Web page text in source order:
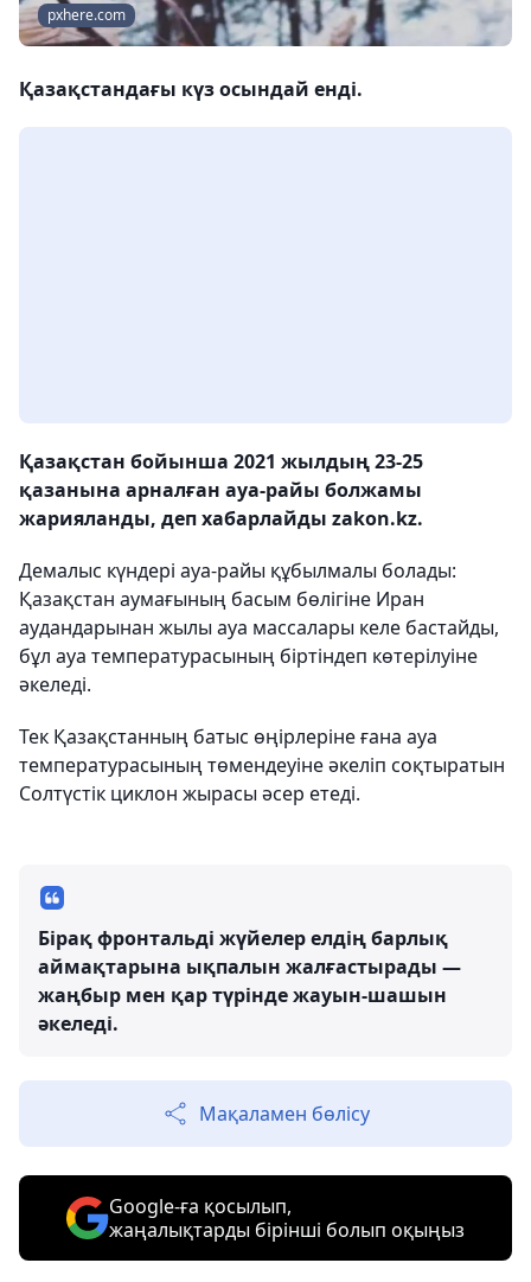
pxhere.com
Қазақстандағы күз осындай енді.
Қазақстан бойынша 2021 жылдың 23-25
қазанына арналған ауа-райы болжамы
жарияланды, деп хабарлайды zakon.kz.
Демалыс күндері ауа-райы құбылмалы болады:
Қазақстан аумағының басым бөлігіне Иран
аудандарынан жылы ауа массалары келе бастайды,
бұл ауа температурасының біртіндеп көтерілуіне
әкеледі.
Тек Қазақстанның батыс өңірлеріне ғана ауа
температурасының төмендеуіне әкеліп соқтыратын
Солтүстік циклон жырасы әсер етеді.
Бірақ фронтальді жүйелер елдің барлық
аймақтарына ықпалын жалғастырады —
жаңбыр мен қар түрінде жауын-шашын
әкеледі.
Мақаламен бөлісу
Google-ға қосылып,
жаңалықтарды бірінші болып оқыңыз